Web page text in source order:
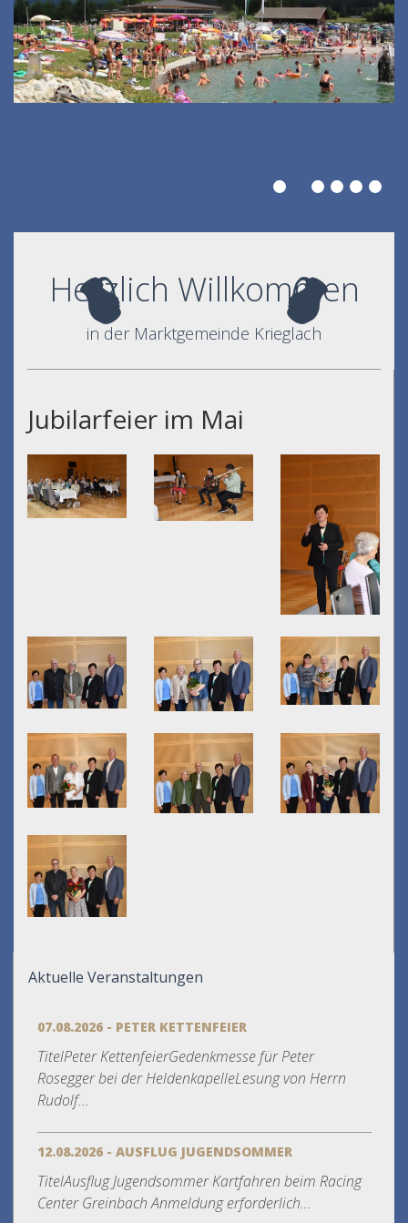
Herzlich Willkommen
in der Marktgemeinde Krieglach
Jubilarfeier im Mai
Aktuelle Veranstaltungen
07.08.2026 - PETER KETTENFEIER
TitelPeter KettenfeierGedenkmesse für Peter
Rosegger bei der HeldenkapelleLesung von Herrn
Rudolf...
12.08.2026 - AUSFLUG JUGENDSOMMER
TitelAusflug Jugendsommer Kartfahren beim Racing
Center Greinbach Anmeldung erforderlich...